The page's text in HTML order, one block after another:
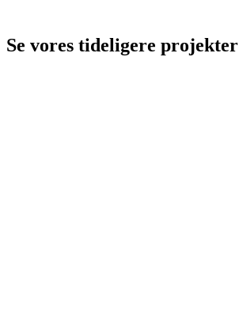
Se vores tideligere projekter